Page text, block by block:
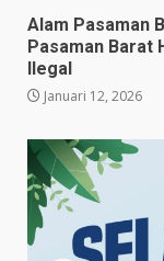
Alam Pasaman
Pasaman Barat
Ilegal
Januari 12, 2026